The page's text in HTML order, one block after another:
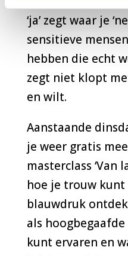
‘ja’ zegt waar je
sensitieve
hebben die echt
zegt niet klopt
en wilt.
Aanstaande
je weer gratis
masterclass ‘Van
hoe je trouw kunt
blauwdruk
als
kunt ervaren en